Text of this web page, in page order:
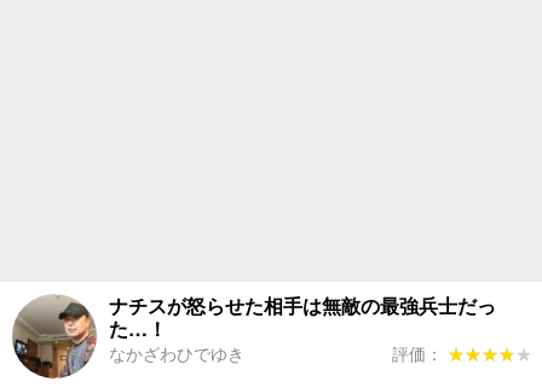
ナチスが怒らせた相手は無敵の最強兵士だっ
た…！
なかざわひでゆき 評価： ★★★★★
★★★★★